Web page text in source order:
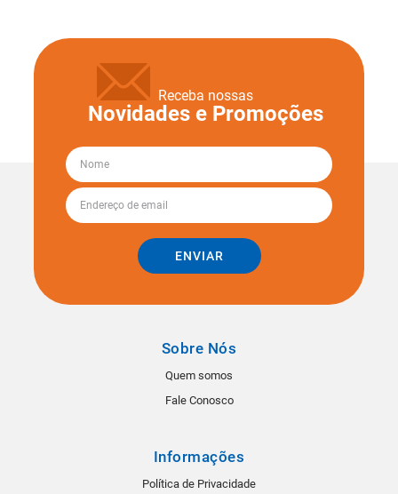
Receba nossas
Novidades e Promoções
ENVIAR
Sobre Nós
Quem somos
Fale Conosco
Informações
Política de Privacidade